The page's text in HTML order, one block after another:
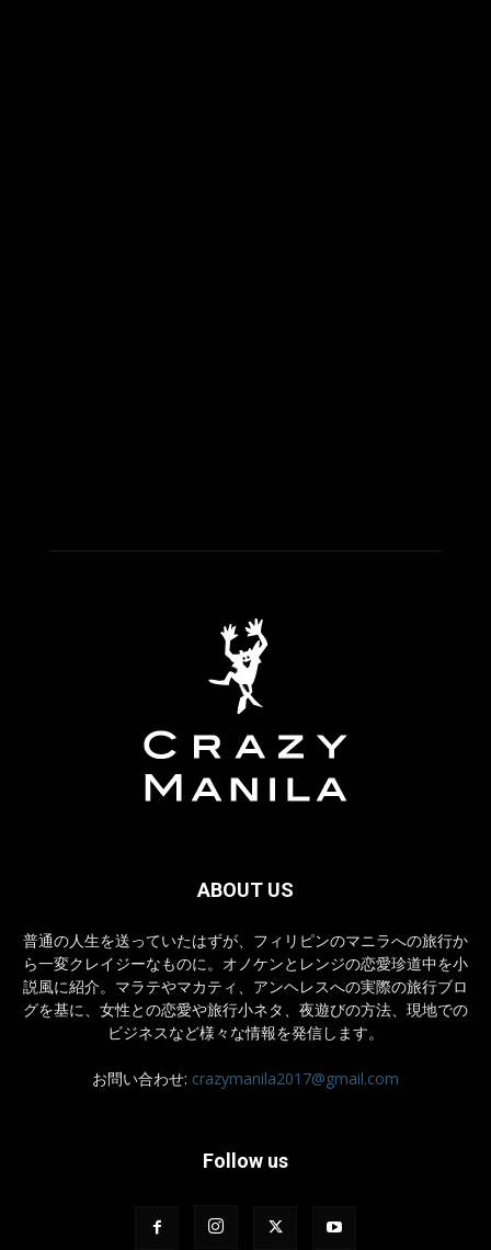
ABOUT US
普通の人生を送っていたはずが、フィリピンのマニラへの旅行か
ら一変クレイジーなものに。オノケンとレンジの恋愛珍道中を小
説風に紹介。マラテやマカティ、アンヘレスへの実際の旅行ブロ
グを基に、女性との恋愛や旅行小ネタ、夜遊びの方法、現地での
ビジネスなど様々な情報を発信します。
お問い合わせ: crazymanila2017@gmail.com
Follow us